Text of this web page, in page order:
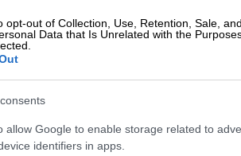
opt-out of Collection, Use, Retention, Sale,
Data that Is Unrelated with the
allow Google to enable storage related to
identifiers in apps.